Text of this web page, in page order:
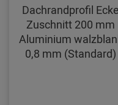
Dachrandprofil Ecke
Zuschnitt 200 mm
Aluminium
0,8 mm (Standard)